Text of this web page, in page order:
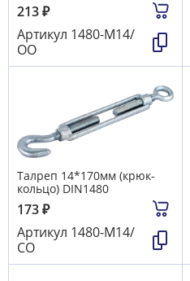
213₽
Артикул 1480-М14/
ОО
Талреп 14*170мм (крюк-
кольцо) DIN1480
173₽
Артикул 1480-М14/
СО